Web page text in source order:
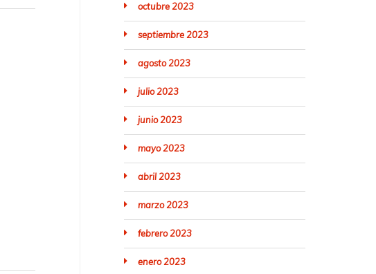
octubre 2023
septiembre 2023
agosto 2023
julio 2023
junio 2023
mayo 2023
abril 2023
marzo 2023
febrero 2023
enero 2023